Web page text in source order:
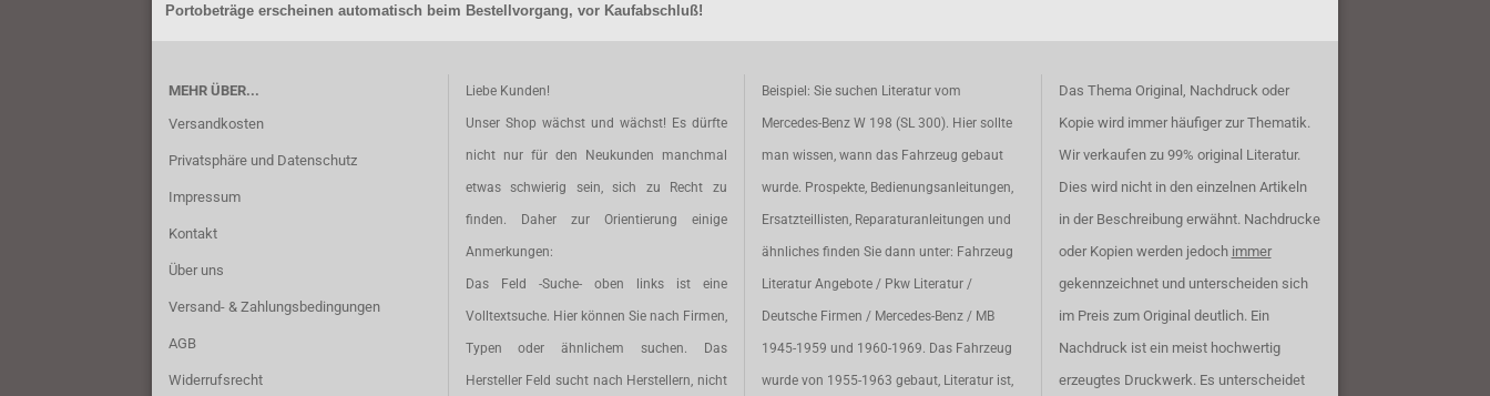
Portobeträge erscheinen automatisch beim Bestellvorgang, vor Kaufabschluß!
MEHR ÜBER...
Versandkosten
Privatsphäre und Datenschutz
Impressum
Kontakt
Über uns
Versand- & Zahlungsbedingungen
AGB
Widerrufsrecht
Liebe Kunden!
Unser Shop wächst und wächst! Es dürfte
nicht nur für den Neukunden manchmal
etwas schwierig sein, sich zu Recht zu
finden. Daher zur Orientierung einige
Anmerkungen:
Das Feld -Suche- oben links ist eine
Volltextsuche. Hier können Sie nach Firmen,
Typen oder ähnlichem suchen. Das
Hersteller Feld sucht nach Herstellern, nicht
Beispiel: Sie suchen Literatur vom
Mercedes-Benz W 198 (SL 300). Hier sollte
man wissen, wann das Fahrzeug gebaut
wurde. Prospekte, Bedienungsanleitungen,
Ersatzteillisten, Reparaturanleitungen und
ähnliches finden Sie dann unter: Fahrzeug
Literatur Angebote / Pkw Literatur /
Deutsche Firmen / Mercedes-Benz / MB
1945-1959 und 1960-1969. Das Fahrzeug
wurde von 1955-1963 gebaut, Literatur ist,
Das Thema Original, Nachdruck oder
Kopie wird immer häufiger zur Thematik.
Wir verkaufen zu 99% original Literatur.
Dies wird nicht in den einzelnen Artikeln
in der Beschreibung erwähnt. Nachdrucke
oder Kopien werden jedoch immer
gekennzeichnet und unterscheiden sich
im Preis zum Original deutlich. Ein
Nachdruck ist ein meist hochwertig
erzeugtes Druckwerk. Es unterscheidet